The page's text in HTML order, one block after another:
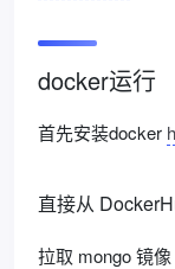
docker运行
首先安装docker
直接从
拉取 mongo 镜像